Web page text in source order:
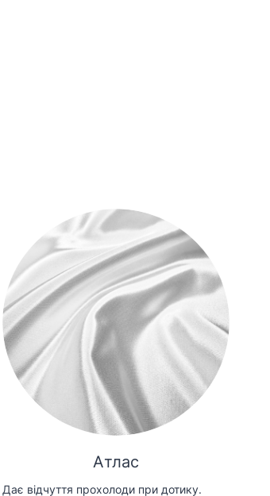
Атлас
Дає відчуття прохолоди при дотику.